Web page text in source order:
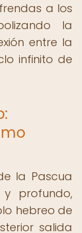
a los
la
entre la
infinito de
la Pascua
profundo,
hebreo de
salida